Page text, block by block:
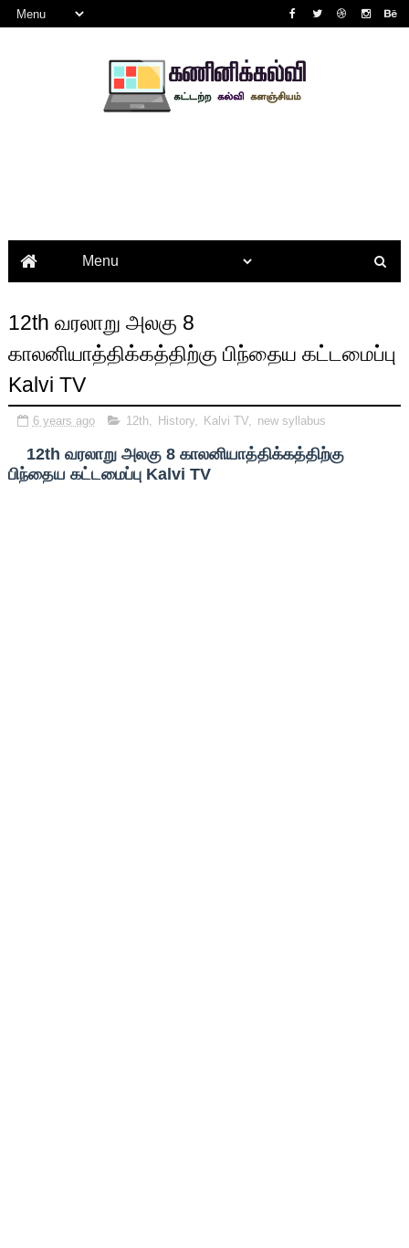
12th வரலாறு அலகு 8
காலனியாத்திக்கத்திற்கு பிந்தைய கட்டமைப்பு
Kalvi TV
6 years ago 12th, History, Kalvi TV, new syllabus
12th வரலாறு அலகு 8 காலனியாத்திக்கத்திற்கு
பிந்தைய கட்டமைப்பு Kalvi TV